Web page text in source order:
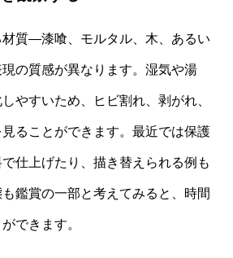
質―漆喰、モルタル、木、あるい
の質感が異なります。湿気や湯
やすいため、ヒビ割れ、剥がれ、
ることができます。最近では保護
仕上げたり、描き替えられる例も
鑑賞の一部と考えてみると、時間
できます。